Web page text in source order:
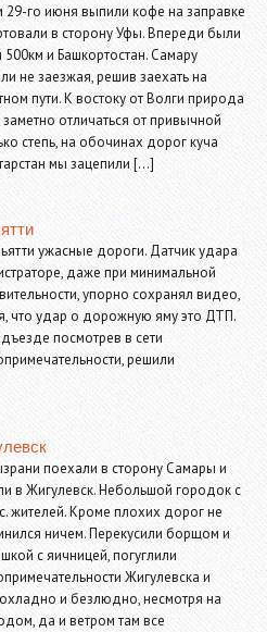
29-го июня выпили кофе на заправке
в сторону Уфы. Впереди были
500км и Башкортостан. Самару
не заезжая, решив заехать на
пути. К востоку от Волги природа
заметно отличаться от привычной
степь, на обочинах дорог куча
мы зацепили […]
ужасные дороги. Датчик удара
даже при минимальной
упорно сохранял видео,
что удар о дорожную яму это ДТП.
посмотрев в сети
решили
поехали в сторону Самары и
в Жигулевск. Небольшой городок с
жителей. Кроме плохих дорог не
ничем. Перекусили борщом и
с яичницей, погуглили
Жигулевска и
и безлюдно, несмотря на
да и ветром там все